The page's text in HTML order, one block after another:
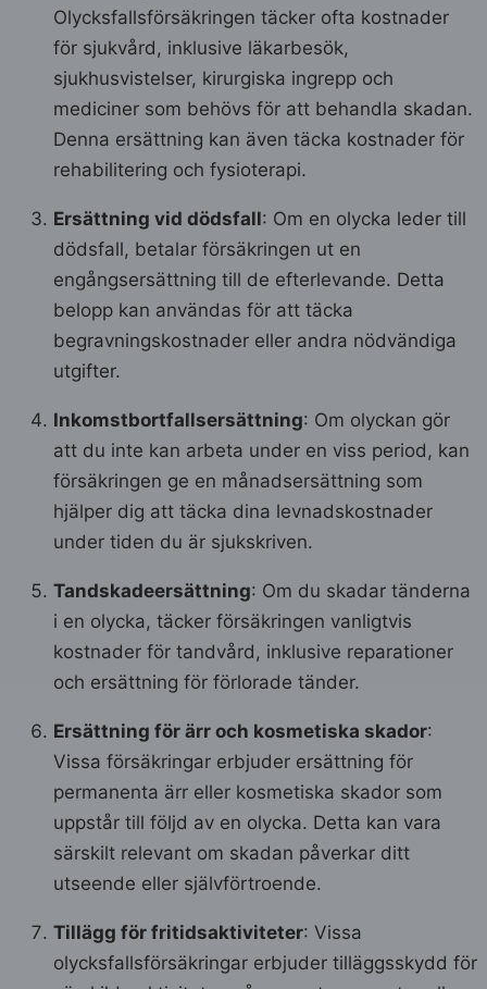
Olycksfallsförsäkringen täcker ofta kostnader
för sjukvård, inklusive läkarbesök,
sjukhusvistelser, kirurgiska ingrepp och
mediciner som behövs för att behandla skadan.
Denna ersättning kan även täcka kostnader för
rehabilitering och fysioterapi.
Ersättning vid dödsfall: Om en olycka leder till
dödsfall, betalar försäkringen ut en
engångsersättning till de efterlevande. Detta
belopp kan användas för att täcka
begravningskostnader eller andra nödvändiga
utgifter.
Inkomstbortfallsersättning: Om olyckan gör
att du inte kan arbeta under en viss period, kan
försäkringen ge en månadsersättning som
hjälper dig att täcka dina levnadskostnader
under tiden du är sjukskriven.
Tandskadeersättning: Om du skadar tänderna
i en olycka, täcker försäkringen vanligtvis
kostnader för tandvård, inklusive reparationer
och ersättning för förlorade tänder.
Ersättning för ärr och kosmetiska skador:
Vissa försäkringar erbjuder ersättning för
permanenta ärr eller kosmetiska skador som
uppstår till följd av en olycka. Detta kan vara
särskilt relevant om skadan påverkar ditt
utseende eller självförtroende.
Tillägg för fritidsaktiviteter: Vissa
olycksfallsförsäkringar erbjuder tilläggsskydd för